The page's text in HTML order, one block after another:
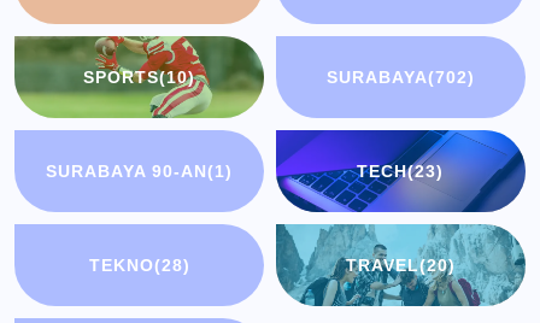
SPORTS(10) SURABAYA(702)
SURABAYA 90-AN(1) TECH(23)
TEKNO(28) TRAVEL(20)